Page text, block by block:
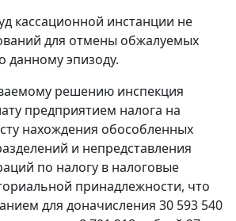
кассационной инстанции не
для отмены обжалуемых
данному эпизоду.
решению инспекция
предприятием налога на
нахождения обособленных
и непредставления
по налогу в налоговые
принадлежности, что
для доначисления 30 593 540